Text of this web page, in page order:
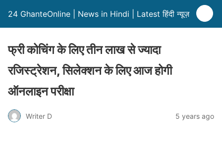
24 GhanteOnline | News in Hindi | Latest हिंदी न्यूज़
फ्री कोचिंग के लिए तीन लाख से ज्यादा
रजिस्ट्रेशन, सिलेक्शन के लिए आज होगी
ऑनलाइन परीक्षा
Writer D 5 years ago